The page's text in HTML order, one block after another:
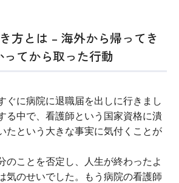
方とは – 海外から帰ってき
てから取った行動
ぐに病院に退職届を出しに行きまし
る中で、看護師という国家資格に潰
たという大きな事実に気付くことが
のことを否定し、人生が終わったよ
気のせいでした。もう病院の看護師